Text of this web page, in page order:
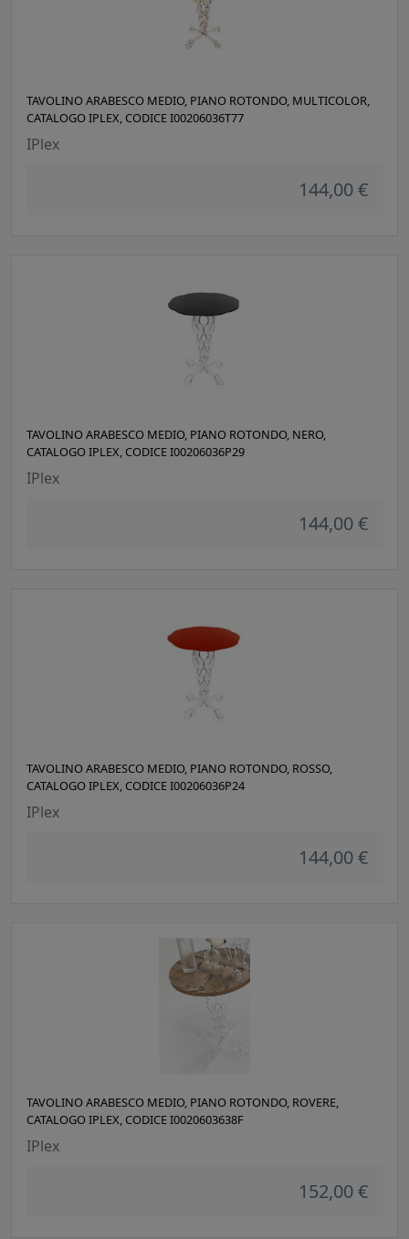
TAVOLINO ARABESCO MEDIO, PIANO ROTONDO, MULTICOLOR,
CATALOGO IPLEX, CODICE I00206036T77
IPlex
144,00 €
TAVOLINO ARABESCO MEDIO, PIANO ROTONDO, NERO,
CATALOGO IPLEX, CODICE I00206036P29
IPlex
144,00 €
TAVOLINO ARABESCO MEDIO, PIANO ROTONDO, ROSSO,
CATALOGO IPLEX, CODICE I00206036P24
IPlex
144,00 €
TAVOLINO ARABESCO MEDIO, PIANO ROTONDO, ROVERE,
CATALOGO IPLEX, CODICE I0020603638F
IPlex
152,00 €